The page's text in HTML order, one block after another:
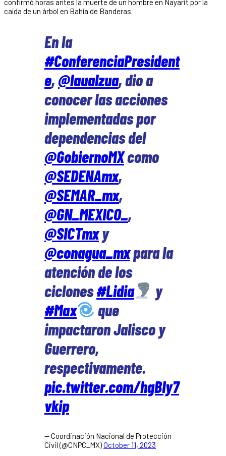
confirmó horas antes la muerte de un hombre en Nayarit por la
caída de un árbol en Bahía de Banderas.
En la
#ConferenciaPresident
e, @laualzua, dio a
conocer las acciones
implementadas por
dependencias del
@GobiernoMXcomo
@SEDENAmx,
@SEMAR_mx,
@GN_MEXICO_,
@SICTmxy
@conagua_mxpara la
atención de los
ciclones#Lidia
y
#Max
que
impactaron Jalisco y
Guerrero,
respectivamente.
pic.twitter.com/hgBIy7
vkip
— Coordinación Nacional de Protección
Civil (@CNPC_MX)October 11, 2023